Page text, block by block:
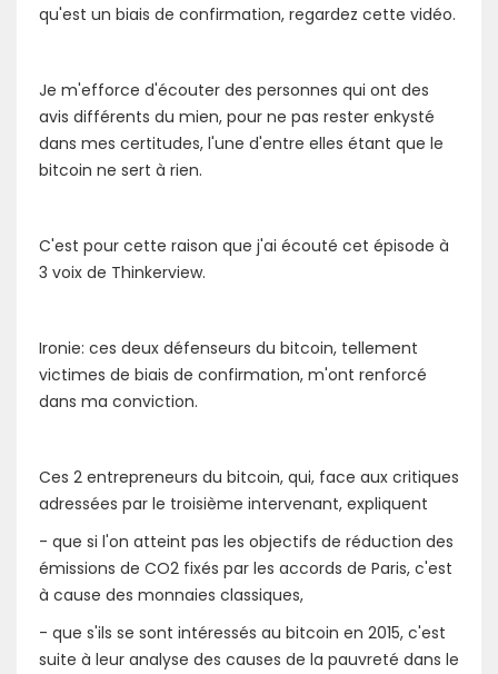
qu'est un biais de confirmation, regardez cette vidéo.
Je m'efforce d'écouter des personnes qui ont des
avis différents du mien, pour ne pas rester enkysté
dans mes certitudes, l'une d'entre elles étant que le
bitcoin ne sert à rien.
C'est pour cette raison que j'ai écouté cet épisode à
3 voix de Thinkerview.
Ironie: ces deux défenseurs du bitcoin, tellement
victimes de biais de confirmation, m'ont renforcé
dans ma conviction.
Ces 2 entrepreneurs du bitcoin, qui, face aux critiques
adressées par le troisième intervenant, expliquent
- que si l'on atteint pas les objectifs de réduction des
émissions de CO2 fixés par les accords de Paris, c'est
à cause des monnaies classiques,
- que s'ils se sont intéressés au bitcoin en 2015, c'est
suite à leur analyse des causes de la pauvreté dans le